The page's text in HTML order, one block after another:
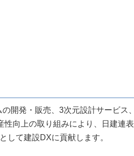
開発・販売、3次元設計サービス、
向上の取り組みにより、日建連表
して建設DXに貢献します。